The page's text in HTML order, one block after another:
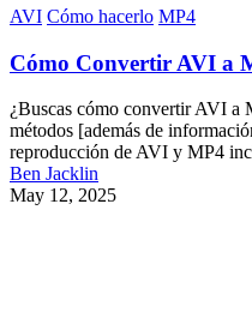
AVI Cómo hacerlo MP4
Cómo Convertir AVI a
¿Buscas cómo convertir AVI a
métodos [además de
reproducción de AVI y MP4
Ben Jacklin
May 12, 2025